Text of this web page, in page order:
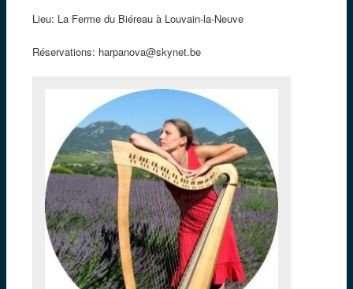
Lieu: La Ferme du Biéreau à Louvain-la-Neuve
Réservations: harpanova@skynet.be